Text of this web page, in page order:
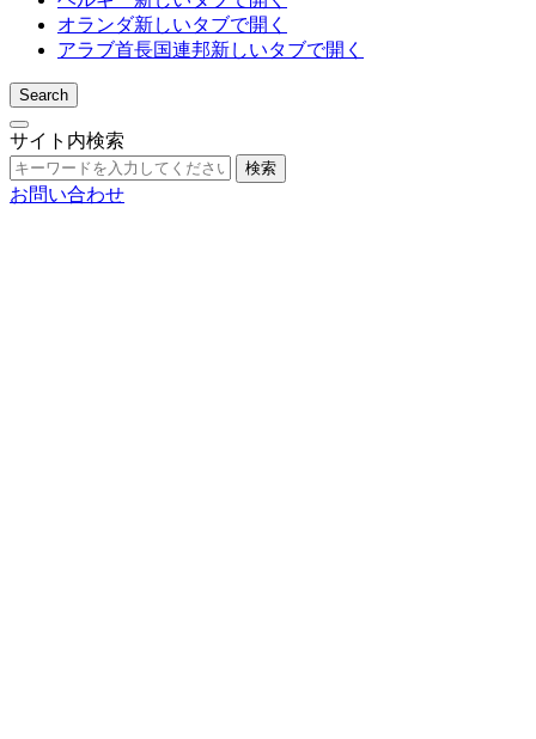
オランダ新しいタブで開く
アラブ首長国連邦新しいタブで開く
Search
サイト内検索
検索
お問い合わせ